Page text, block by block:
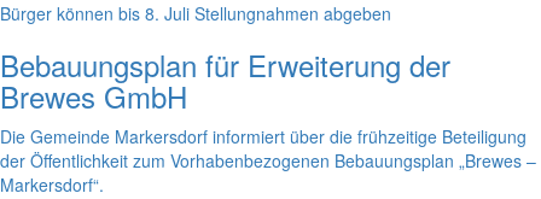
Bürger können bis 8. Juli Stellungnahmen abgeben
Bebauungsplan für Erweiterung der
Brewes GmbH
Die Gemeinde Markersdorf informiert über die frühzeitige Beteiligung
der Öffentlichkeit zum Vorhabenbezogenen Bebauungsplan „Brewes –
Markersdorf“.